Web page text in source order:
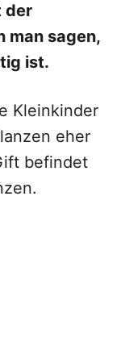
der
man sagen,
ist.
Kleinkinder
eher
befindet